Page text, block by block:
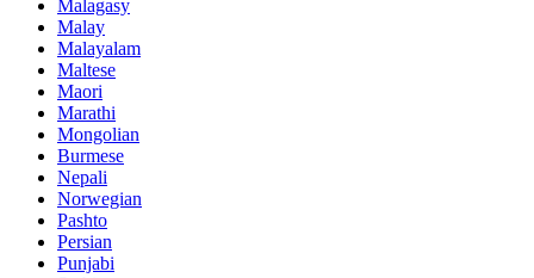
Malagasy
Malay
Malayalam
Maltese
Maori
Marathi
Mongolian
Burmese
Nepali
Norwegian
Pashto
Persian
Punjabi